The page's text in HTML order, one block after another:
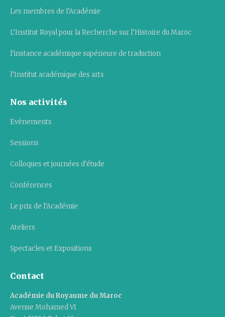
Les membres de l’Académie
L’Institut Royal pour la Recherche sur l’Histoire du Maroc
l’instance académique supérieure de traduction
l’Institut académique des arts
Nos activités
Evènements
Sessions
Colloques et journées d’étude
Conférences
Le prix de l’Académie
Ateliers
Spectacles et Expositions
Contact
Académie du Royaume du Maroc
Avenue Mohamed VI